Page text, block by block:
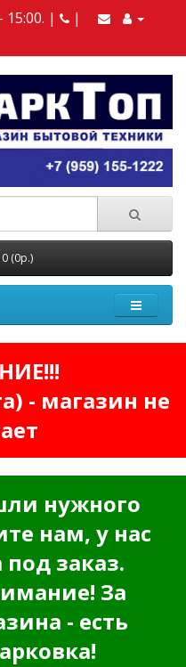
15:00. | |
(0р.)
- магазин не
нужного
нам, у нас
заказ.
За
- есть